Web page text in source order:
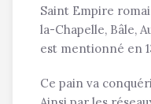
Saint Empire
la-Chapelle, Bâle,
est mentionné en
Ce pain va